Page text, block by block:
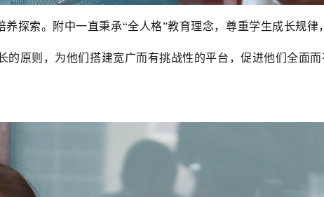
探索。附中一直秉承“全人格”教育理念，尊重学生成长规律
原则，为他们搭建宽广而有挑战性的平台，促进他们全面